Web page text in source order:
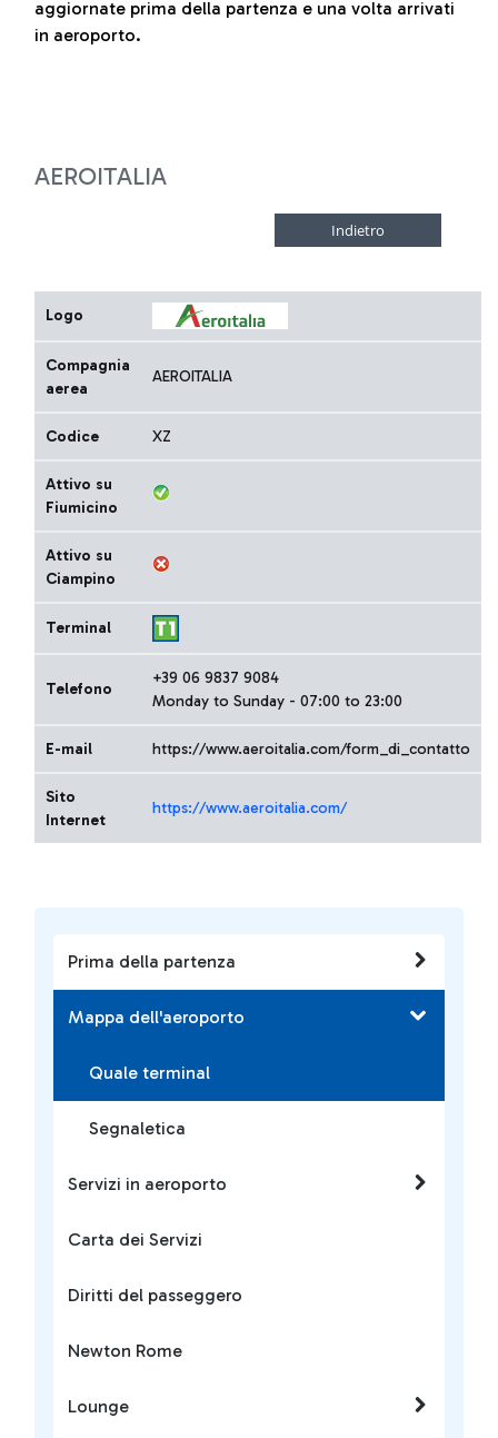
Prima della partenza
Mappa dell'aeroporto
Quale terminal
Segnaletica
Servizi in aeroporto
Carta dei Servizi
Diritti del passeggero
Newton Rome
Lounge
aggiornate prima della partenza e una volta arrivati
in aeroporto.
AEROITALIA
Logo
Compagnia
aerea
AEROITALIA
Codice XZ
Attivo su
Fiumicino
Attivo su
Ciampino
Terminal
Telefono
+39 06 9837 9084
Monday to Sunday - 07:00 to 23:00
E-mail https://www.aeroitalia.com/form_di_contatto
Sito
Internet
https://www.aeroitalia.com/